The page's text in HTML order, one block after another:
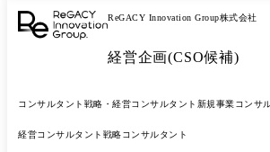
ReGACY Innovation Group株式会社
経営企画(CSO候補)
コンサルタント 戦略・経営コンサルタント 新規事業コンサ
経営コンサルタント 戦略コンサルタント